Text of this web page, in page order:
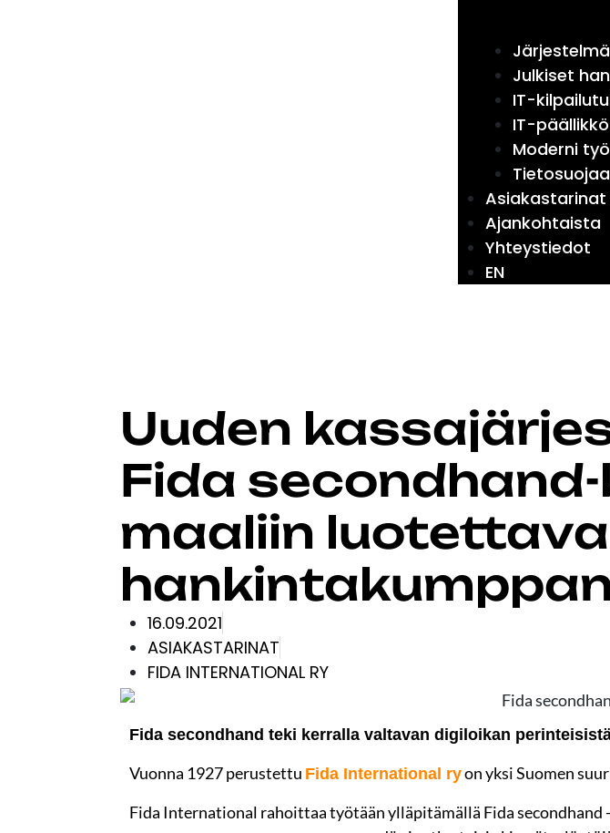
Julkiset
IT-
IT-
Moderni
Asiakastarinat
Ajankohtaista
Yhteystiedot
EN
Uuden
Fida
maaliin
16.09.2021
ASIAKASTARINAT
FIDA INTERNATIONAL RY
Fida secondhand teki kerralla valtavan digiloikan
Vuonna 1927 perustettu Fida International ryon yksi Suomen
Fida International rahoittaa työtään ylläpitämällä Fida